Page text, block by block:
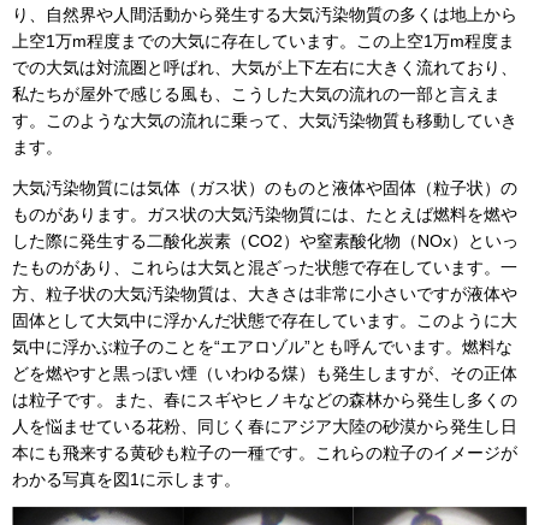
り、自然界や人間活動から発生する大気汚染物質の多くは地上から
上空1万m程度までの大気に存在しています。この上空1万m程度ま
での大気は対流圏と呼ばれ、大気が上下左右に大きく流れており、
私たちが屋外で感じる風も、こうした大気の流れの一部と言えま
す。このような大気の流れに乗って、大気汚染物質も移動していき
ます。
大気汚染物質には気体（ガス状）のものと液体や固体（粒子状）の
ものがあります。ガス状の大気汚染物質には、たとえば燃料を燃や
した際に発生する二酸化炭素（CO2）や窒素酸化物（NOx）といっ
たものがあり、これらは大気と混ざった状態で存在しています。一
方、粒子状の大気汚染物質は、大きさは非常に小さいですが液体や
固体として大気中に浮かんだ状態で存在しています。このように大
気中に浮かぶ粒子のことを“エアロゾル”とも呼んでいます。燃料な
どを燃やすと黒っぽい煙（いわゆる煤）も発生しますが、その正体
は粒子です。また、春にスギやヒノキなどの森林から発生し多くの
人を悩ませている花粉、同じく春にアジア大陸の砂漠から発生し日
本にも飛来する黄砂も粒子の一種です。これらの粒子のイメージが
わかる写真を図1に示します。